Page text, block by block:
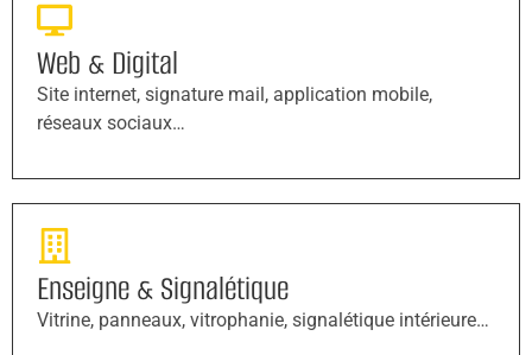
Web & Digital
Site internet, signature mail, application mobile,
réseaux sociaux…
Enseigne & Signalétique
Vitrine, panneaux, vitrophanie, signalétique intérieure…